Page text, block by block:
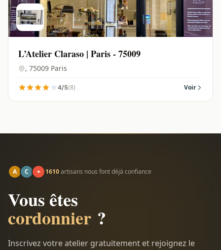
L’Atelier Claraso | Paris - 75009
, 75009 Paris
4/5(8) Voir
A C + 1610artisans nous font déjà confiance
Vous êtes
cordonnier ?
Inscrivez votre atelier gratuitement et rejoignez le